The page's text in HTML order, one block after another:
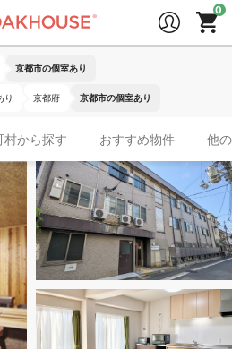
京都市の個室あり
り 京都府 京都市の個室あり
村から探す おすすめ物件 他